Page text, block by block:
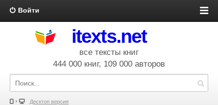
Войти
itexts.net
все тексты книг
444 000 книг, 109 000 авторов
Десктоп версия